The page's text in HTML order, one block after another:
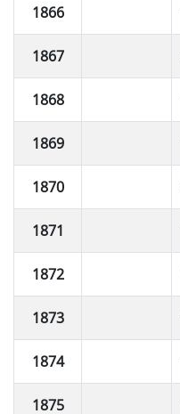
1866
1867
1868
1869
1870
1871
1872
1873
1874
1875